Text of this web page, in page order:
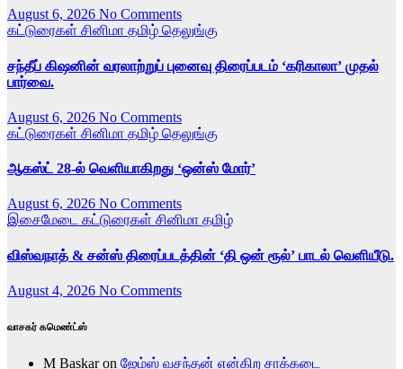
August 6, 2026 No Comments
கட்டுரைகள் சினிமா தமிழ் தெலுங்கு
சந்தீப் கிஷனின் வரலாற்றுப் புனைவு திரைப்படம் ‘கரிகாலா’ முதல்
பார்வை.
August 6, 2026 No Comments
கட்டுரைகள் சினிமா தமிழ் தெலுங்கு
ஆகஸ்ட் 28-ல் வெளியாகிறது ‘ஒன்ஸ் மோர்’
August 6, 2026 No Comments
இசைமேடை கட்டுரைகள் சினிமா தமிழ்
விஸ்வநாத் & சன்ஸ் திரைப்படத்தின் ‘தி ஒன் ரூல்’ பாடல் வெளியீடு.
August 4, 2026 No Comments
வாசகர் கமெண்ட்ஸ்
M Baskaron ஜேம்ஸ் வசந்தன் என்கிற சாக்கடை